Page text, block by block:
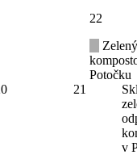
21
22
Potočku
v